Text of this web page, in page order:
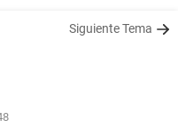
Siguiente Tema